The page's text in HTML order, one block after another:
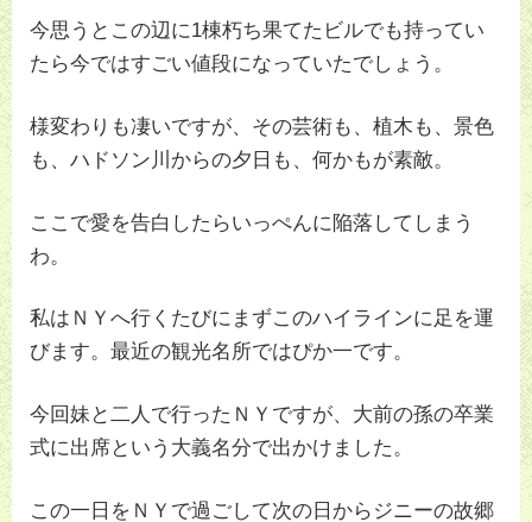
今思うとこの辺に1棟朽ち果てたビルでも持ってい
たら今ではすごい値段になっていたでしょう。
様変わりも凄いですが、その芸術も、植木も、景色
も、ハドソン川からの夕日も、何かもが素敵。
ここで愛を告白したらいっぺんに陥落してしまう
わ。
私はＮＹへ行くたびにまずこのハイラインに足を運
びます。最近の観光名所ではぴか一です。
今回妹と二人で行ったＮＹですが、大前の孫の卒業
式に出席という大義名分で出かけました。
この一日をＮＹで過ごして次の日からジニーの故郷